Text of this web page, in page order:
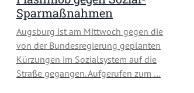
Sparmaßnahmen
Augsburg ist am Mittwoch gegen die
von der Bundesregierung geplanten
Kürzungen im Sozialsystem auf die
Straße gegangen. Aufgerufen zum …